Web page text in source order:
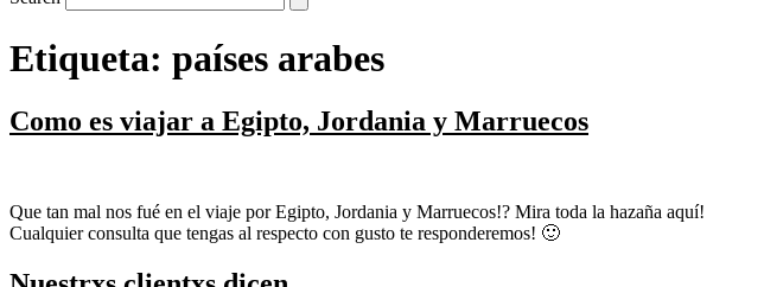
Etiqueta: países arabes
Como es viajar a Egipto, Jordania y Marruecos
Que tan mal nos fué en el viaje por Egipto, Jordania y Marruecos!? Mira toda la hazaña aquí!
Cualquier consulta que tengas al respecto con gusto te responderemos! 🙂